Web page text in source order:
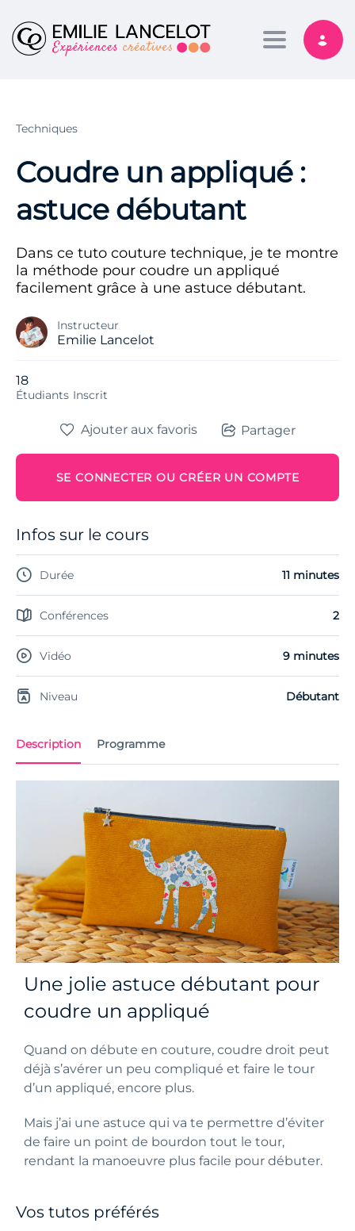
Toggle
Techniques
Coudre un appliqué :
astuce débutant
Dans ce tuto couture technique, je te montre
la méthode pour coudre un appliqué
facilement grâce à une astuce débutant.
Instructeur
Emilie Lancelot
18
Étudiants Inscrit
Description Programme
Une jolie astuce débutant pour
coudre un appliqué
Quand on débute en couture, coudre droit peut
déjà s’avérer un peu compliqué et faire le tour
d’un appliqué, encore plus.
Mais j’ai une astuce qui va te permettre d’éviter
de faire un point de bourdon tout le tour,
rendant la manoeuvre plus facile pour débuter.
Ajouter aux favoris Partager
SE CONNECTER OU CRÉER UN COMPTE
Infos sur le cours
Durée 11 minutes
Conférences 2
Vidéo 9 minutes
Niveau Débutant
Vos tutos préférés